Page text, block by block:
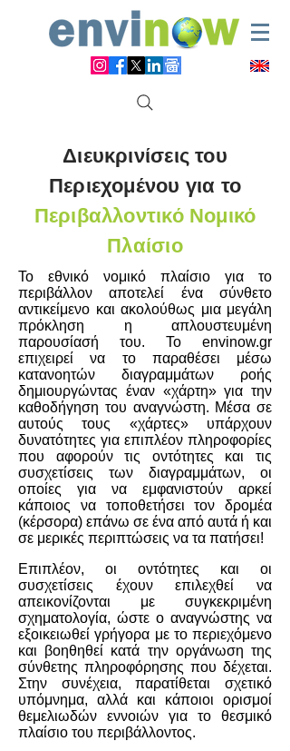
Διευκρινίσεις του
Περιεχομένου για το
Περιβαλλοντικό Νομικό
Πλαίσιο
Το εθνικό νομικό πλαίσιο για το
περιβάλλον αποτελεί ένα σύνθετο
αντικείμενο και ακολούθως μια μεγάλη
πρόκληση η απλουστευμένη
παρουσίασή του. Το envinow.gr
επιχειρεί να το παραθέσει μέσω
κατανοητών διαγραμμάτων ροής
δημιουργώντας έναν «χάρτη» για την
καθοδήγηση του αναγνώστη. Μέσα σε
αυτούς τους «χάρτες» υπάρχουν
δυνατότητες για επιπλέον πληροφορίες
που αφορούν τις οντότητες και τις
συσχετίσεις των διαγραμμάτων, οι
οποίες για να εμφανιστούν αρκεί
κάποιος να τοποθετήσει τον δρομέα
(κέρσορα) επάνω σε ένα από αυτά ή και
σε μερικές περιπτώσεις να τα πατήσει!
Επιπλέον, οι οντότητες και οι
συσχετίσεις έχουν επιλεχθεί να
απεικονίζονται με συγκεκριμένη
σχηματολογία, ώστε ο αναγνώστης να
εξοικειωθεί γρήγορα με το περιεχόμενο
και βοηθηθεί κατά την οργάνωση της
σύνθετης πληροφόρησης που δέχεται.
Στην συνέχεια, παρατίθεται σχετικό
υπόμνημα, αλλά και κάποιοι ορισμοί
θεμελιωδών εννοιών για το θεσμικό
πλαίσιο του περιβάλλοντος.